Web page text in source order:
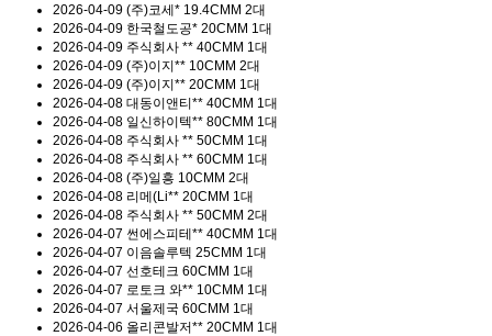
2026-04-09 (주)코세* 19.4CMM 2대
2026-04-09 한국철도공* 20CMM 1대
2026-04-09 주식회사 ** 40CMM 1대
2026-04-09 (주)이지** 10CMM 2대
2026-04-09 (주)이지** 20CMM 1대
2026-04-08 대동이앤티** 40CMM 1대
2026-04-08 일신하이텍** 80CMM 1대
2026-04-08 주식회사 ** 50CMM 1대
2026-04-08 주식회사 ** 60CMM 1대
2026-04-08 (주)일흥 10CMM 2대
2026-04-08 리메(Li** 20CMM 1대
2026-04-08 주식회사 ** 50CMM 2대
2026-04-07 썬에스피테** 40CMM 1대
2026-04-07 이음솔루텍 25CMM 1대
2026-04-07 선호테크 60CMM 1대
2026-04-07 로토크 와** 10CMM 1대
2026-04-07 서울제국 60CMM 1대
2026-04-06 올리콘발저** 20CMM 1대